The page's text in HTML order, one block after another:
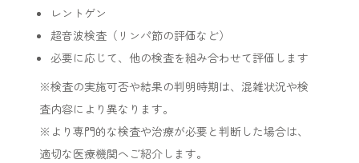
レントゲン
超音波検査（リンパ節の評価など）
必要に応じて、他の検査を組み合わせて評価します
※検査の実施可否や結果の判明時期は、混雑状況や検
査内容により異なります。
※より専門的な検査や治療が必要と判断した場合は、
適切な医療機関へご紹介します。